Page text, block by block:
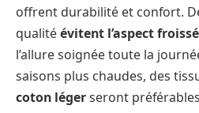
offrent durabilité et confort.
qualitéévitent l’aspect froissé
l’allure soignée toute la
saisons plus chaudes, des
coton légerseront